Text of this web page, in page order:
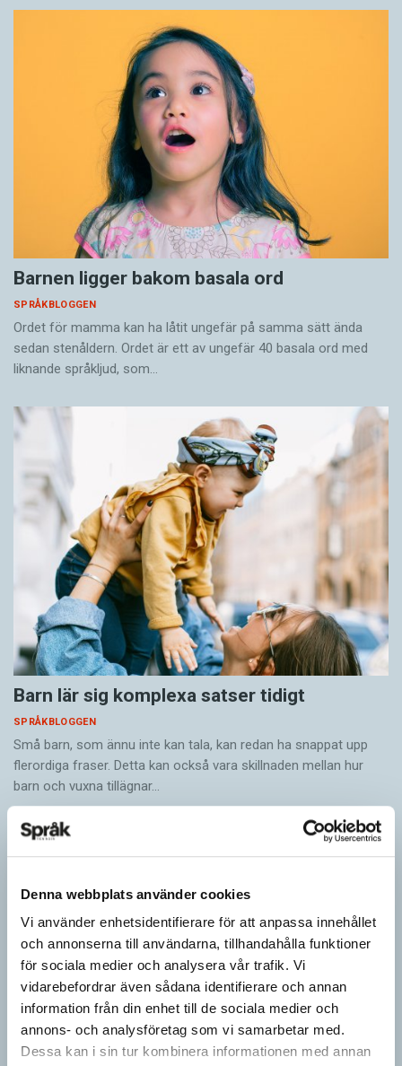
Denna webbplats använder cookies
Vi använder enhetsidentifierare för att anpassa innehållet
och annonserna till användarna, tillhandahålla funktioner
för sociala medier och analysera vår trafik. Vi
vidarebefordrar även sådana identifierare och annan
information från din enhet till de sociala medier och
annons- och analysföretag som vi samarbetar med.
Dessa kan i sin tur kombinera informationen med annan
Barnen ligger bakom basala ord
SPRÅKBLOGGEN
Ordet för mamma kan ha låtit ungefär på samma sätt ända
sedan stenåldern. Ordet är ett av ungefär 40 basala ord med
liknande språkljud, som…
Barn lär sig komplexa satser tidigt
SPRÅKBLOGGEN
Små barn, som ännu inte kan tala, kan redan ha snappat upp
flerordiga fraser. Detta kan också vara skillnaden mellan hur
barn och vuxna tillägnar…
Ge bort Språktidningen till påsk!